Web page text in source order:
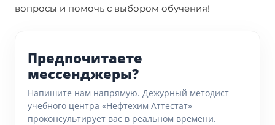
вопросы и помочь с выбором обучения!
Предпочитаете
мессенджеры?
Напишите нам напрямую. Дежурный методист
учебного центра «Нефтехим Аттестат»
проконсультирует вас в реальном времени.